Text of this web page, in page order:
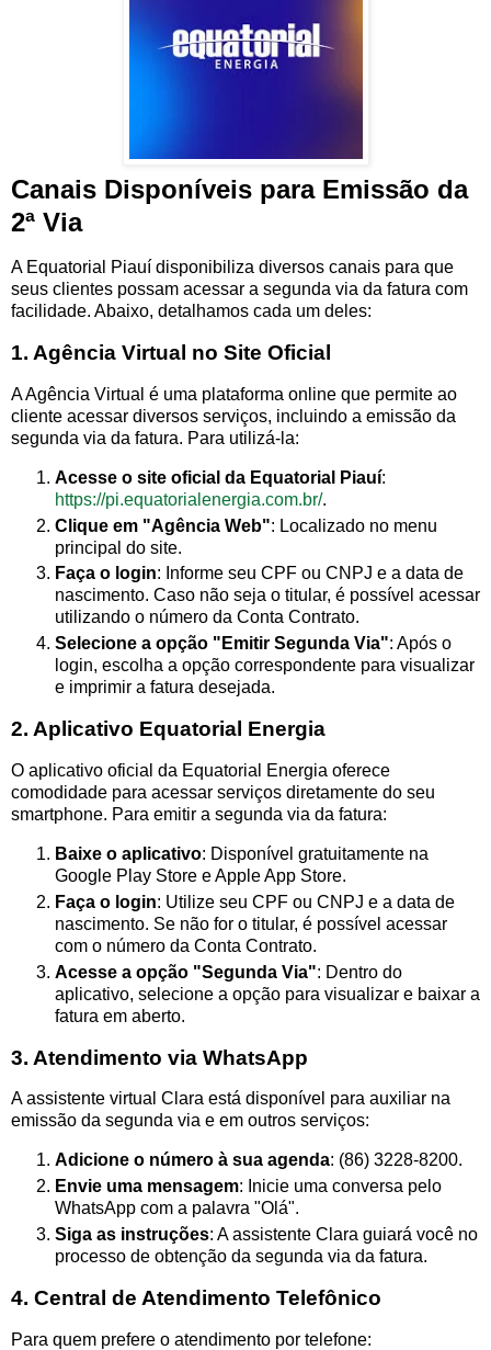
Canais Disponíveis para Emissão da
2ª Via
A Equatorial Piauí disponibiliza diversos canais para que
seus clientes possam acessar a segunda via da fatura com
facilidade. Abaixo, detalhamos cada um deles:
1. Agência Virtual no Site Oficial
A Agência Virtual é uma plataforma online que permite ao
cliente acessar diversos serviços, incluindo a emissão da
segunda via da fatura. Para utilizá-la:
Acesse o site oficial da Equatorial Piauí:
https://pi.equatorialenergia.com.br/.
Clique em "Agência Web": Localizado no menu
principal do site.
Faça o login: Informe seu CPF ou CNPJ e a data de
nascimento. Caso não seja o titular, é possível acessar
utilizando o número da Conta Contrato.
Selecione a opção "Emitir Segunda Via": Após o
login, escolha a opção correspondente para visualizar
e imprimir a fatura desejada.
2. Aplicativo Equatorial Energia
O aplicativo oficial da Equatorial Energia oferece
comodidade para acessar serviços diretamente do seu
smartphone. Para emitir a segunda via da fatura:
Baixe o aplicativo: Disponível gratuitamente na
Google Play Store e Apple App Store.
Faça o login: Utilize seu CPF ou CNPJ e a data de
nascimento. Se não for o titular, é possível acessar
com o número da Conta Contrato.
Acesse a opção "Segunda Via": Dentro do
aplicativo, selecione a opção para visualizar e baixar a
fatura em aberto.
3. Atendimento via WhatsApp
A assistente virtual Clara está disponível para auxiliar na
emissão da segunda via e em outros serviços:
Adicione o número à sua agenda: (86) 3228-8200.
Envie uma mensagem: Inicie uma conversa pelo
WhatsApp com a palavra "Olá".
Siga as instruções: A assistente Clara guiará você no
processo de obtenção da segunda via da fatura.
4. Central de Atendimento Telefônico
Para quem prefere o atendimento por telefone: